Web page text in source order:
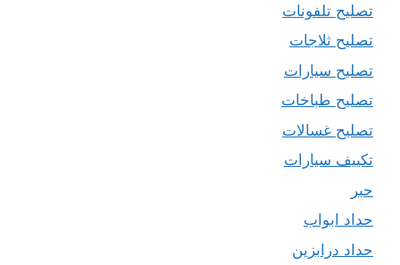
تصليح تلفونات
تصليح ثلاجات
تصليح سيارات
تصليح طباخات
تصليح غسالات
تكييف سيارات
حبر
حداد ابواب
حداد درابزين